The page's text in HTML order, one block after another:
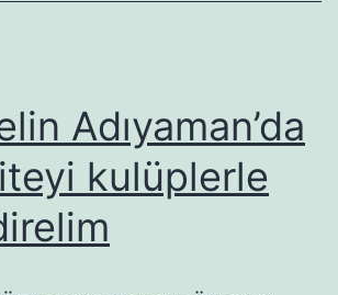
Adıyaman’da
kulüplerle